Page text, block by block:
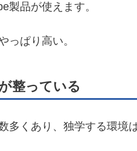
製品が使えます。
っぱり高い。
整っている
多くあり、独学する環境